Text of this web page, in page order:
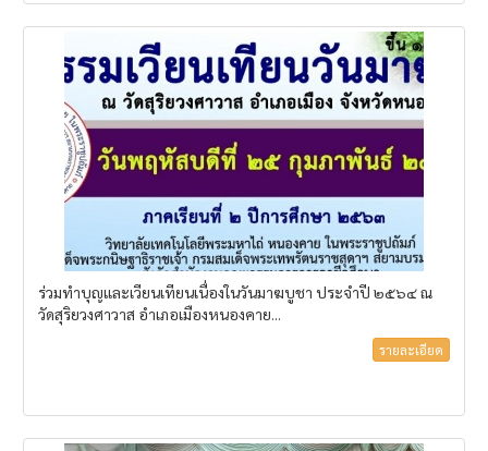
ร่วมทำบุญและเวียนเทียนเนื่องในวันมาฆบูชา ประจำปี ๒๕๖๔ ณ
วัดสุริยวงศาวาส อำเภอเมืองหนองคาย...
รายละเอียด